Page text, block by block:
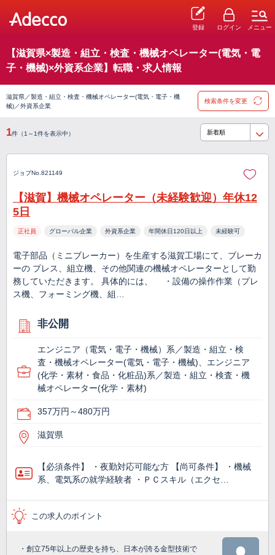
登録 ログイン メニュー
【滋賀県×製造・組立・検査・機械オペレーター(電気・電
子・機械)×外資系企業】転職・求人情報
滋賀県／製造・組立・検査・機械オペレーター(電気・電子・機
械)／外資系企業
検索条件を変更
1件（1～1件を表示中）
ジョブNo.821149
【滋賀】機械オペレーター（未経験歓迎）年休12
5日
正社員 グローバル企業 外資系企業 年間休日120日以上 未経験可
電子部品（ミニブレーカー）を生産する滋賀工場にて、ブレーカ
ーの プレス、組立機、その他関連の機械オペレーターとして勤
務していただきます。 具体的には、 ・設備の操作作業（プレ
ス機、フォーミング機、組…
非公開
エンジニア（電気・電子・機械）系／製造・組立・検
査・機械オペレーター(電気・電子・機械)、エンジニア
(化学・素材・食品・化粧品)系／製造・組立・検査・機
械オペレーター(化学・素材)
357万円～480万円
滋賀県
【必須条件】 ・夜勤対応可能な方 【尚可条件】 ・機械
系、電気系の就学経験者 ・ＰＣスキル（エクセ…
この求人のポイント
・創立75年以上の歴史を持ち、日本が誇る金型技術で